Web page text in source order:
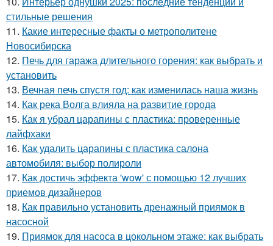
стильные решения
11. Какие интересные факты о метрополитене
Новосибирска
12. Печь для гаража длительного горения: как выбрать и
установить
13. Вечная печь спустя год: как изменилась наша жизнь
14. Как река Волга влияла на развитие города
15. Как я убрал царапины с пластика: проверенные
лайфхаки
16. Как удалить царапины с пластика салона
автомобиля: выбор полироли
17. Как достичь эффекта 'wow' с помощью 12 лучших
приемов дизайнеров
18. Как правильно установить дренажный приямок в
насосной
19. Приямок для насоса в цокольном этаже: как выбрать